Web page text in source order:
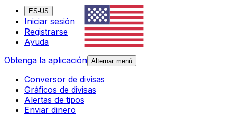
ES-US
Iniciar sesión
Registrarse
Ayuda
Obtenga la aplicación Alternar menú
Conversor de divisas
Gráficos de divisas
Alertas de tipos
Enviar dinero